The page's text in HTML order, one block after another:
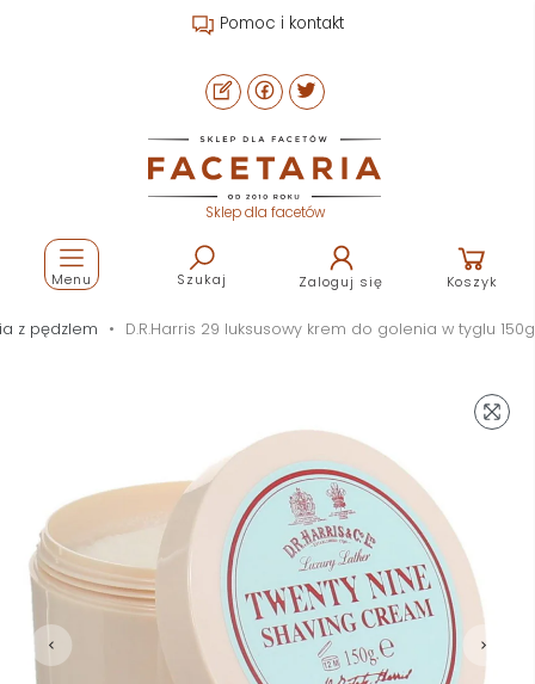
Pomoc i kontakt
Sklep dla facetów
Szukaj Zaloguj się Koszyk
Menu
z pędzlem D.R.Harris 29 luksusowy krem do golenia w tyglu 150g